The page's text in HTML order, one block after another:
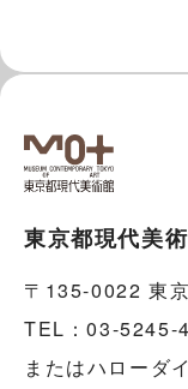
東京都現代美
〒135-0022 東
TEL：03-5245-
またはハローダ